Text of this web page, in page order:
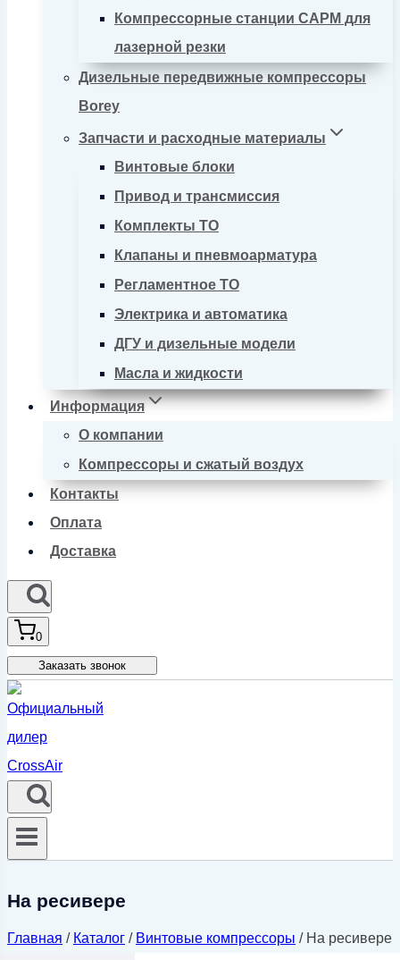
Компрессорные станции CAPM для
лазерной резки
Дизельные передвижные компрессоры
Borey
Запчасти и расходные материалы
Винтовые блоки
Привод и трансмиссия
Комплекты ТО
Клапаны и пневмоарматура
Регламентное ТО
Электрика и автоматика
ДГУ и дизельные модели
Масла и жидкости
Информация
О компании
Компрессоры и сжатый воздух
Контакты
Оплата
Доставка
0
Заказать звонок
На ресивере
Главная / Каталог / Винтовые компрессоры / На ресивере